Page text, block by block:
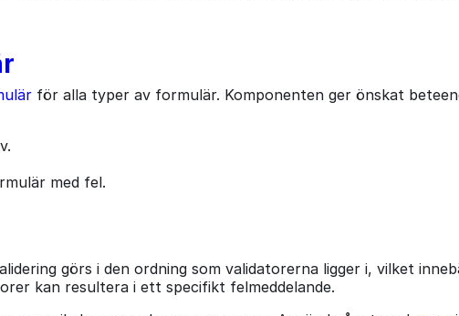
för alla typer av formulär. Komponenten ger önskat
med fel.
görs i den ordning som validatorerna ligger i, vilket
kan resultera i ett specifikt felmeddelande.